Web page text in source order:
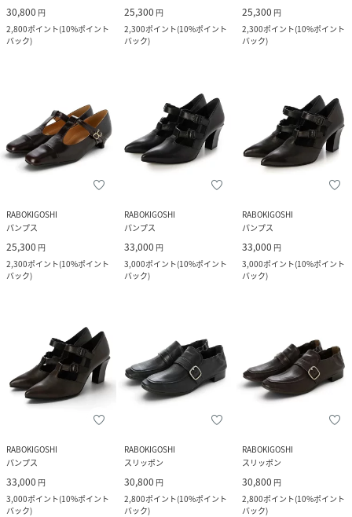
30,800 円
2,800ポイント(10%ポイント
バック)
25,300 円
2,300ポイント(10%ポイント
バック)
25,300 円
2,300ポイント(10%ポイント
バック)
RABOKIGOSHI
パンプス
25,300 円
2,300ポイント(10%ポイント
バック)
RABOKIGOSHI
パンプス
33,000 円
3,000ポイント(10%ポイント
バック)
RABOKIGOSHI
パンプス
33,000 円
3,000ポイント(10%ポイント
バック)
RABOKIGOSHI
パンプス
33,000 円
3,000ポイント(10%ポイント
バック)
RABOKIGOSHI
スリッポン
30,800 円
2,800ポイント(10%ポイント
バック)
RABOKIGOSHI
スリッポン
30,800 円
2,800ポイント(10%ポイント
バック)